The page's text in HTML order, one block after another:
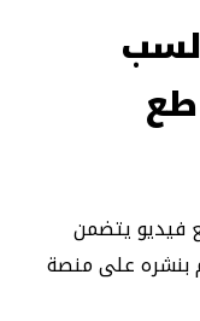
يتضمن
بنشره على منصة